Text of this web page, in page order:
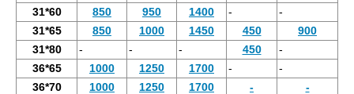
31*60
850 950 1400 -
-
31*65
850 1000 1450 450
900
31*80
- - - 450
-
36*65
1000 1250 1700 -
-
36*70
1000 1250 1700 -
-